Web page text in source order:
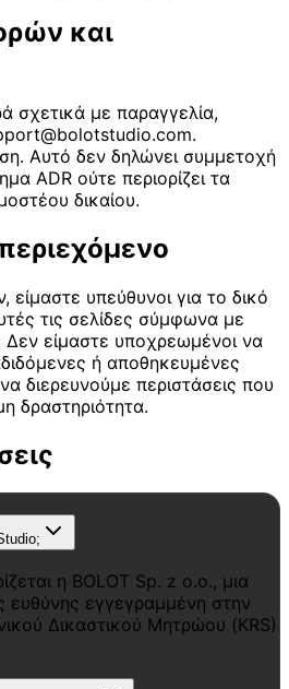
και
σχετικά με παραγγελία,
Αυτό δεν δηλώνει συμμετοχή
ADR ούτε περιορίζει τα
δικαίου.
υπεύθυνοι για το δικό
τις σελίδες σύμφωνα με
Δεν είμαστε υποχρεωμένοι να
ή αποθηκευμένες
διερευνούμε περιστάσεις που
δραστηριότητα.
η BOLOT Sp. z o.o., μια
ευθύνης εγγεγραμμένη στην
Δικαστικού Μητρώου (KRS)